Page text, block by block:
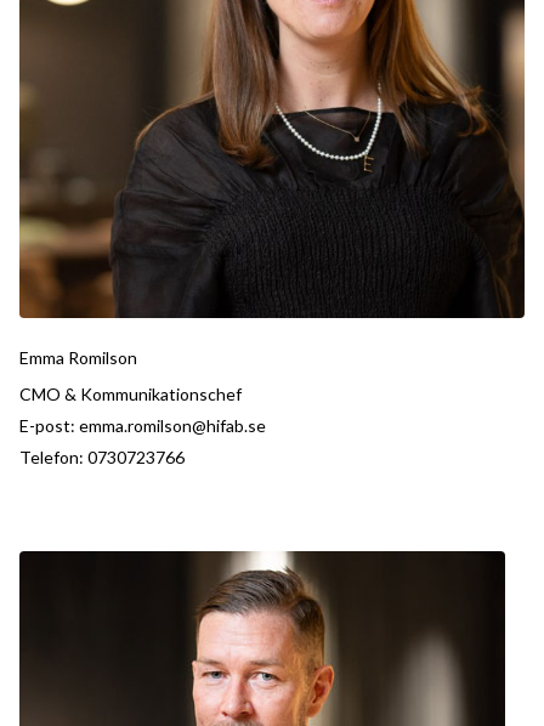
Emma Romilson
CMO & Kommunikationschef
E-post: emma.romilson@hifab.se
Telefon: 0730723766